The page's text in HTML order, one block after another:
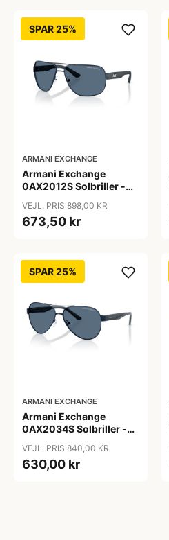
SPAR 25%
ARMANI EXCHANGE
Armani Exchange
0AX2012S Solbriller -
VEJL. PRIS 898,00 KR
673,50 kr
SPAR 25%
ARMANI EXCHANGE
Armani Exchange
0AX2034S Solbriller -
VEJL. PRIS 840,00 KR
630,00 kr